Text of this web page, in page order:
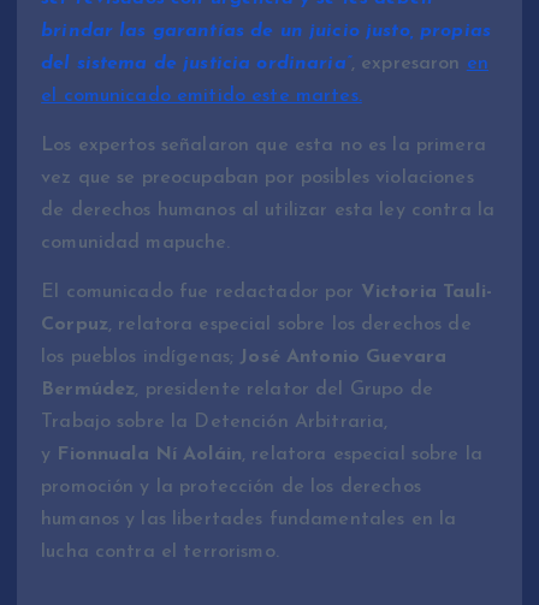
brindar las garantías de un juicio justo, propias
del sistema de justicia ordinaria”, expresaron en
el comunicado emitido este martes.
Los expertos señalaron que esta no es la primera
vez que se preocupaban por posibles violaciones
de derechos humanos al utilizar esta ley contra la
comunidad mapuche.
El comunicado fue redactador por Victoria Tauli-
Corpuz, relatora especial sobre los derechos de
los pueblos indígenas; José Antonio Guevara
Bermúdez, presidente relator del Grupo de
Trabajo sobre la Detención Arbitraria,
y Fionnuala Ní Aoláin, relatora especial sobre la
promoción y la protección de los derechos
humanos y las libertades fundamentales en la
lucha contra el terrorismo.